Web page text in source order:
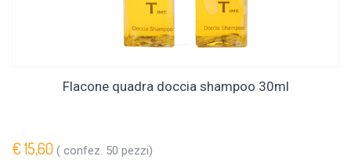
Flacone quadra doccia shampoo 30ml
€ 15,60 ( confez. 50 pezzi)